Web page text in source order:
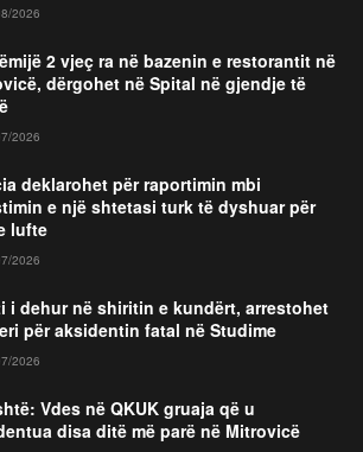
2026
2 vjeç ra në bazenin e restorantit në
dërgohet në Spital në gjendje të
2026
deklarohet për raportimin mbi
e një shtetasi turk të dyshuar për
lufte
2026
i dehur në shiritin e kundërt, arrestohet
për aksidentin fatal në Studime
2026
Vdes në QKUK gruaja që u
disa ditë më parë në Mitrovicë